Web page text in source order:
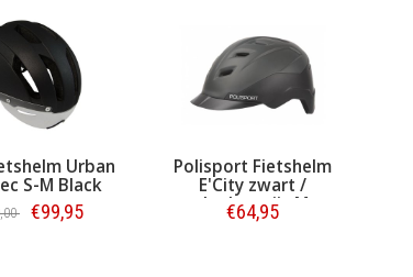
Polisport Fietshelm
E'City zwart /
donkergrijs M
€64,95
Lynx Fietsspiegel
E-Bike Links